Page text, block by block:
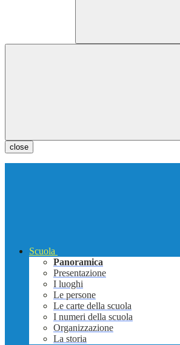
close
Scuola
Panoramica
Presentazione
I luoghi
Le persone
Le carte della scuola
I numeri della scuola
Organizzazione
La storia